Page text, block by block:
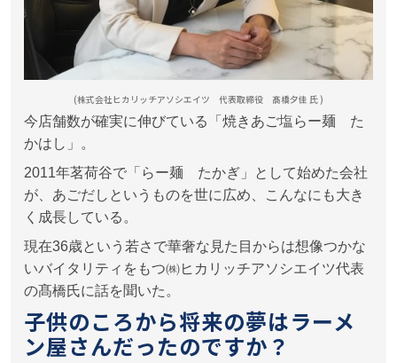
(株式会社ヒカリッチアソシエイツ 代表取締役 髙橋夕佳 氏 )
今店舗数が確実に伸びている「焼きあご塩らー麺 た
かはし」。
2011年茗荷谷で「らー麺 たかぎ」として始めた会社
が、あごだしというものを世に広め、こんなにも大き
く成長している。
現在36歳という若さで華奢な見た目からは想像つかな
いバイタリティをもつ㈱ヒカリッチアソシエイツ代表
の髙橋氏に話を聞いた。
子供のころから将来の夢はラーメ
ン屋さんだったのですか？